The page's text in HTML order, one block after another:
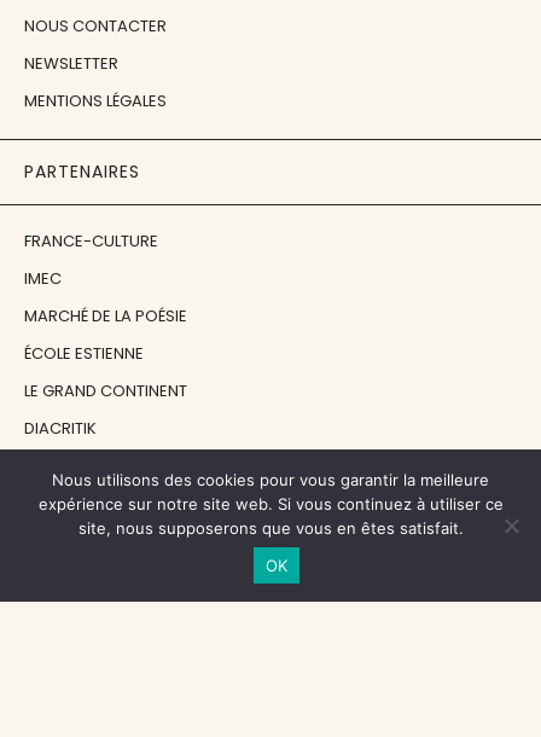
NOUS CONTACTER
NEWSLETTER
MENTIONS LÉGALES
PARTENAIRES
FRANCE-CULTURE
IMEC
MARCHÉ DE LA POÉSIE
ÉCOLE ESTIENNE
LE GRAND CONTINENT
DIACRITIK
NOS SOUTIENS
CENTRE NATIONAL DU LIVRE
Nous utilisons des cookies pour vous garantir la meilleure
expérience sur notre site web. Si vous continuez à utiliser ce
site, nous supposerons que vous en êtes satisfait.
OK